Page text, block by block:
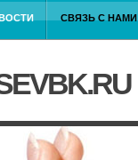
СВЯЗЬ С НАМИ